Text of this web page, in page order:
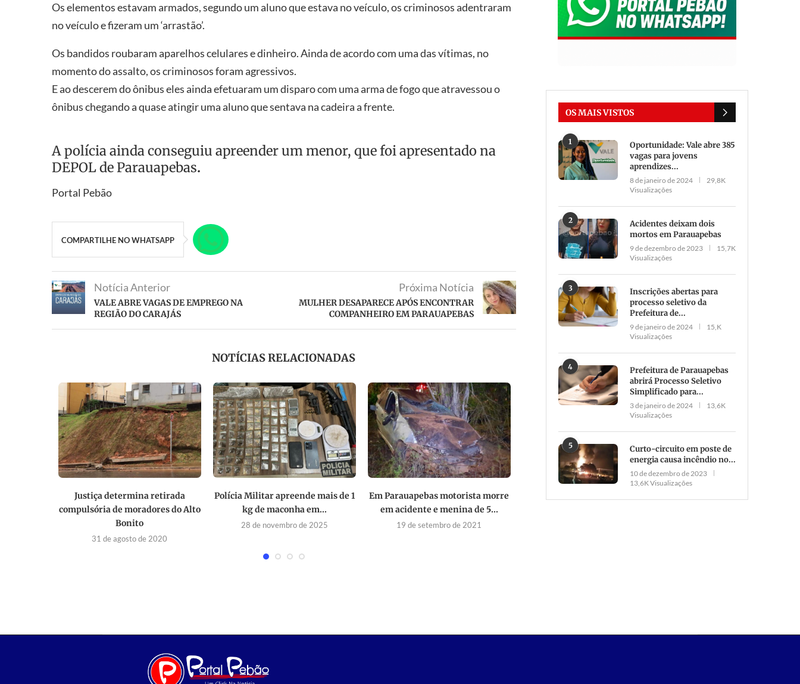
Os elementos estavam armados, segundo um aluno que estava no veículo, os criminosos adentraram
no veículo e fizeram um ‘arrastão’.
Os bandidos roubaram aparelhos celulares e dinheiro. Ainda de acordo com uma das vítimas, no
momento do assalto, os criminosos foram agressivos.
E ao descerem do ônibus eles ainda efetuaram um disparo com uma arma de fogo que atravessou o
ônibus chegando a quase atingir uma aluno que sentava na cadeira a frente.
A polícia ainda conseguiu apreender um menor, que foi apresentado na
DEPOL de Parauapebas.
Portal Pebão
COMPARTILHE NO WHATSAPP
Notícia Anterior
VALE ABRE VAGAS DE EMPREGO NA
REGIÃO DO CARAJÁS
Próxima Notícia
MULHER DESAPARECE APÓS ENCONTRAR
COMPANHEIRO EM PARAUAPEBAS
NOTÍCIAS RELACIONADAS
Justiça determina retirada
compulsória de moradores do Alto
Bonito
31 de agosto de 2020
Polícia Militar apreende mais de 1
kg de maconha em...
28 de novembro de 2025
Em Parauapebas motorista morre
em acidente e menina de 5...
19 de setembro de 2021
OS MAIS VISTOS
1
Oportunidade: Vale abre 385
vagas para jovens
aprendizes...
8 de janeiro de 2024
29,8K
Visualizações
2
Acidentes deixam dois
mortos em Parauapebas
9 de dezembro de 2023
15,7K
Visualizações
3
Inscrições abertas para
processo seletivo da
Prefeitura de...
9 de janeiro de 2024
15,K
Visualizações
4
Prefeitura de Parauapebas
abrirá Processo Seletivo
Simplificado para...
3 de janeiro de 2024
13,6K
Visualizações
5
Curto-circuito em poste de
energia causa incêndio no...
10 de dezembro de 2023
13,6K Visualizações